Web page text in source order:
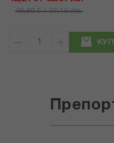
49,69 € / 97.19 лв.